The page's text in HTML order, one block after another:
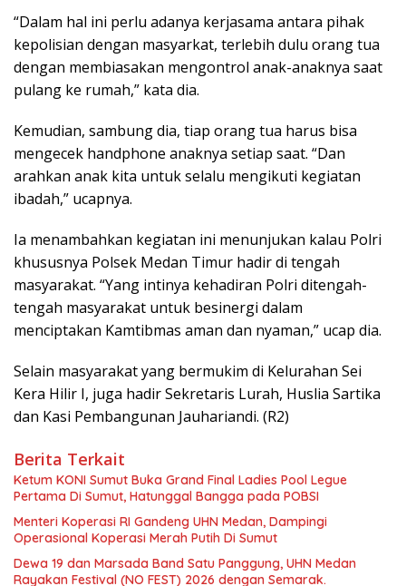
“Dalam hal ini perlu adanya kerjasama antara pihak
kepolisian dengan masyarkat, terlebih dulu orang tua
dengan membiasakan mengontrol anak-anaknya saat
pulang ke rumah,” kata dia.
Kemudian, sambung dia, tiap orang tua harus bisa
mengecek handphone anaknya setiap saat. “Dan
arahkan anak kita untuk selalu mengikuti kegiatan
ibadah,” ucapnya.
Ia menambahkan kegiatan ini menunjukan kalau Polri
khususnya Polsek Medan Timur hadir di tengah
masyarakat. “Yang intinya kehadiran Polri ditengah-
tengah masyarakat untuk besinergi dalam
menciptakan Kamtibmas aman dan nyaman,” ucap dia.
Selain masyarakat yang bermukim di Kelurahan Sei
Kera Hilir I, juga hadir Sekretaris Lurah, Huslia Sartika
dan Kasi Pembangunan Jauhariandi. (R2)
Berita Terkait
Ketum KONI Sumut Buka Grand Final Ladies Pool Legue
Pertama Di Sumut, Hatunggal Bangga pada POBSI
Menteri Koperasi RI Gandeng UHN Medan, Dampingi
Operasional Koperasi Merah Putih Di Sumut
Dewa 19 dan Marsada Band Satu Panggung, UHN Medan
Rayakan Festival (NO FEST) 2026 dengan Semarak.